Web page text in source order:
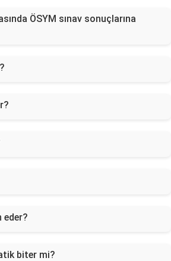
ÖSYM sınav sonuçlarına
eder?
biter mi?